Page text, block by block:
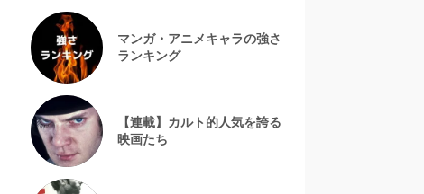
マンガ・アニメキャラの強さ
ランキング
【連載】カルト的人気を誇る
映画たち